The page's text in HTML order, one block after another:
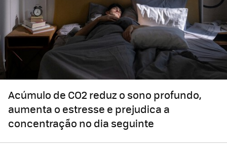
Acúmulo de CO2 reduz o sono profundo,
aumenta o estresse e prejudica a
concentração no dia seguinte